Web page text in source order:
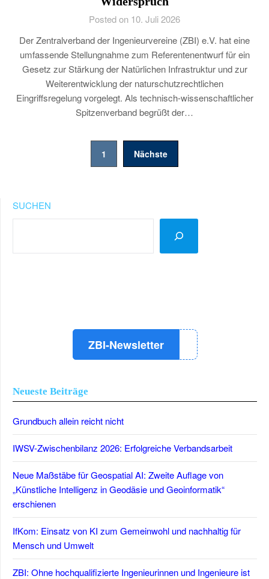
Posted on 10. Juli 2026
Der Zentralverband der Ingenieurvereine (ZBI) e.V. hat eine
umfassende Stellungnahme zum Referentenentwurf für ein
Gesetz zur Stärkung der Natürlichen Infrastruktur und zur
Weiterentwicklung der naturschutzrechtlichen
Eingriffsregelung vorgelegt. Als technisch-wissenschaftlicher
Spitzenverband begrüßt der…
Seitennummerierung
1 Nächste
SUCHEN
ZBI-Newsletter
Neueste Beiträge
Grundbuch allein reicht nicht
IWSV-Zwischenbilanz 2026: Erfolgreiche Verbandsarbeit
Neue Maßstäbe für Geospatial AI: Zweite Auflage von
„Künstliche Intelligenz in Geodäsie und Geoinformatik“
erschienen
IfKom: Einsatz von KI zum Gemeinwohl und nachhaltig für
Mensch und Umwelt
ZBI: Ohne hochqualifizierte Ingenieurinnen und Ingenieure ist